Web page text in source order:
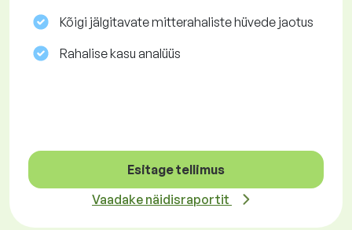
Kõigi jälgitavate mitterahaliste hüvede jaotus
Rahalise kasu analüüs
Esitage tellimus
Vaadake näidisraportit